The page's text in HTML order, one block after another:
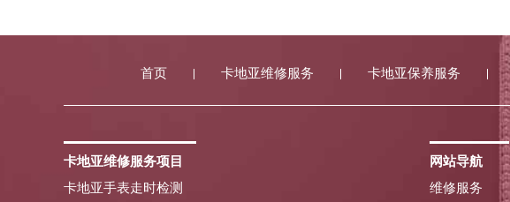
首页 卡地亚维修服务 卡地亚保养服务
卡地亚维修服务项目
卡地亚手表走时检测
网站导航
维修服务